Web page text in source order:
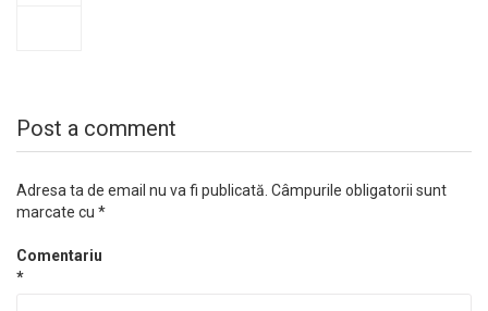
Post a comment
Adresa ta de email nu va fi publicată. Câmpurile obligatorii sunt
marcate cu *
Comentariu
*